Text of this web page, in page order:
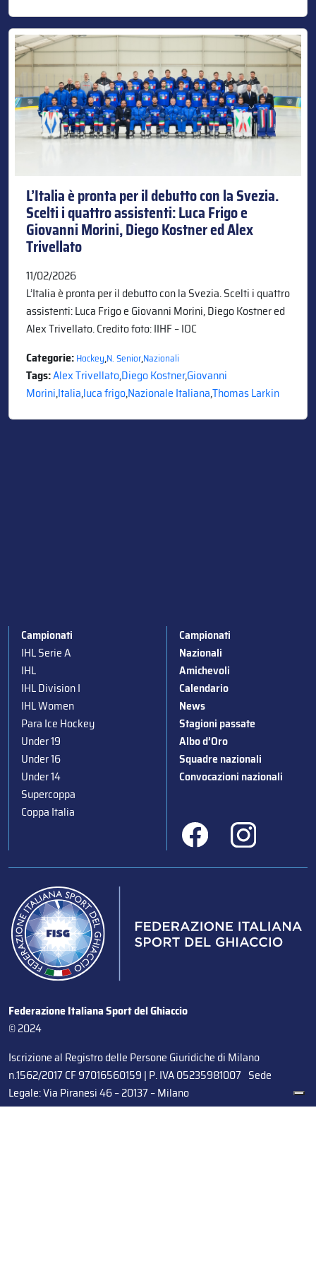
L’Italia è pronta per il debutto con la Svezia.
Scelti i quattro assistenti: Luca Frigo e
Giovanni Morini, Diego Kostner ed Alex
Trivellato
11/02/2026
L’Italia è pronta per il debutto con la Svezia. Scelti i quattro
assistenti: Luca Frigo e Giovanni Morini, Diego Kostner ed
Alex Trivellato. Credito foto: IIHF – IOC
Categorie:Hockey,N. Senior,Nazionali
Tags:Alex Trivellato,Diego Kostner,Giovanni
Morini,Italia,luca frigo,Nazionale Italiana,Thomas Larkin
Campionati
IHL Serie A
IHL
IHL Division I
IHL Women
Para Ice Hockey
Under 19
Under 16
Under 14
Supercoppa
Coppa Italia
Campionati
Nazionali
Amichevoli
Calendario
News
Stagioni passate
Albo d’Oro
Squadre nazionali
Convocazioni nazionali
Federazione Italiana Sport del Ghiaccio
© 2024
Iscrizione al Registro delle Persone Giuridiche di Milano
n.1562/2017 CF 97016560159 | P. IVA 05235981007 Sede
Legale: Via Piranesi 46 – 20137 – Milano